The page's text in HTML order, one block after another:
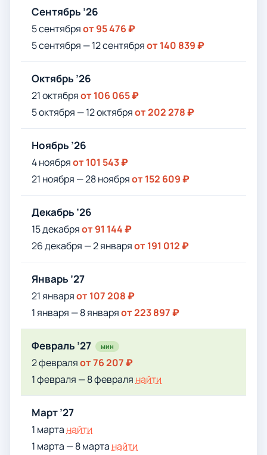
Сентябрь ’26
5 сентябряот 95 476 ₽
5 сентября — 12 сентябряот 140 839 ₽
Октябрь ’26
21 октябряот 106 065 ₽
5 октября — 12 октябряот 202 278 ₽
Ноябрь ’26
4 ноябряот 101 543 ₽
21 ноября — 28 ноябряот 152 609 ₽
Декабрь ’26
15 декабряот 91 144 ₽
26 декабря — 2 январяот 191 012 ₽
Январь ’27
21 январяот 107 208 ₽
1 января — 8 январяот 223 897 ₽
Февраль ’27 мин
2 февраляот 76 207 ₽
1 февраля — 8 февраля найти
Март ’27
1 марта найти
1 марта — 8 марта найти